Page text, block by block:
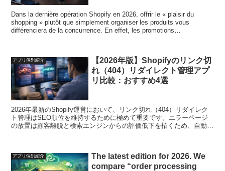
Dans la dernière opération Shopify en 2026, offrir le « plaisir du
shopping » plutôt que simplement organiser les produits vous
différenciera de la concurrence. En effet, les promotions
obstacles psychologiques. Dans cet article, nous allons vous
expliquer sous forme de classement quatre applications
promotionnelles à la fois ludiques et pratiques. Nous fournissons un
support puissant pour une construction de magasin passionnante et
des opérations fiables basées sur des données.
アプリ個別紹介
【2026年版】Shopifyのリンク切
れ（404）リダイレクト管理アプ
リ比較：おすすめ4選
2026年最新のShopify運営において、リンク切れ（404）リダイレク
ト管理はSEO順位を維持するために極めて重要です。エラーページ
の放置は顧客離脱と検索エンジンからの評価低下を招くため、自動的
ートいたします。
アプリ個別紹介
The latest edition for 2026. We
compare “order processing